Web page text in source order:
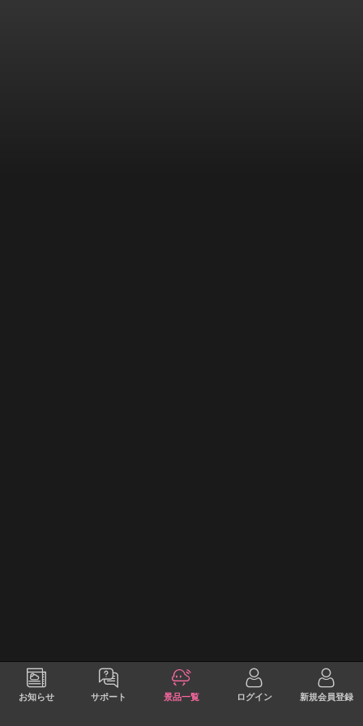
お知らせ サポート 景品一覧 ログイン 新規会員登録